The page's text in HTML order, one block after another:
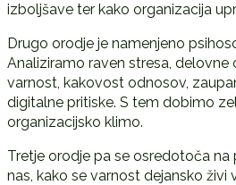
izboljšave ter kako organizacija
Drugo orodje je namenjeno
Analiziramo raven stresa,
varnost, kakovost odnosov,
digitalne pritiske. S tem dobimo
organizacijsko klimo.
Tretje orodje pa se osredotoča na
nas, kako se varnost dejansko